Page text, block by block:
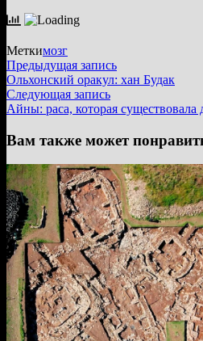
Меткимозг
Навигация
по
записям
Предыдущая записьПредыдущая
запись:
Ольхонский оракул: хан Будак
Следующая записьСледующая
запись:
Айны: раса, которая существовала
Вам также может